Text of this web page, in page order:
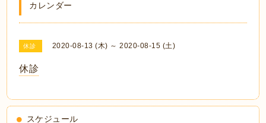
カレンダー
休診 2020-08-13 (木) ～ 2020-08-15 (土)
休診
スケジュール